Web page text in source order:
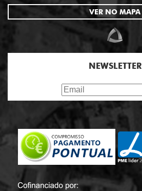
VER NO MAPA
NEWSLETTER